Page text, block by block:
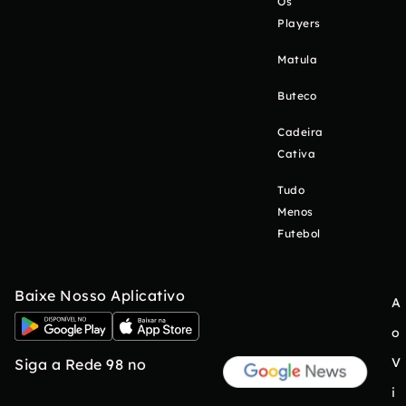
Players
Matula
Buteco
Cadeira
Cativa
Tudo
Menos
Futebol
Baixe Nosso Aplicativo
Siga a Rede 98 no
A
o
V
i